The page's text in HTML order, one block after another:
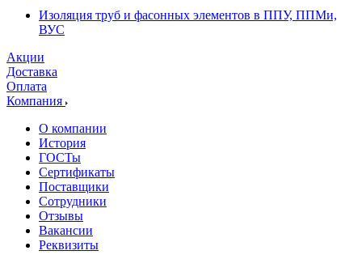
Изоляция труб и фасонных элементов в ППУ, ППМи,
ВУС
Акции
Доставка
Оплата
Компания
О компании
История
ГОСТы
Сертификаты
Поставщики
Сотрудники
Отзывы
Вакансии
Реквизиты